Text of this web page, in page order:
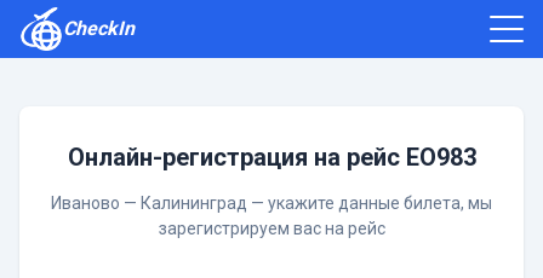
CheckIn
Онлайн-регистрация на рейс EO983
Иваново — Калининград — укажите данные билета, мы
зарегистрируем вас на рейс